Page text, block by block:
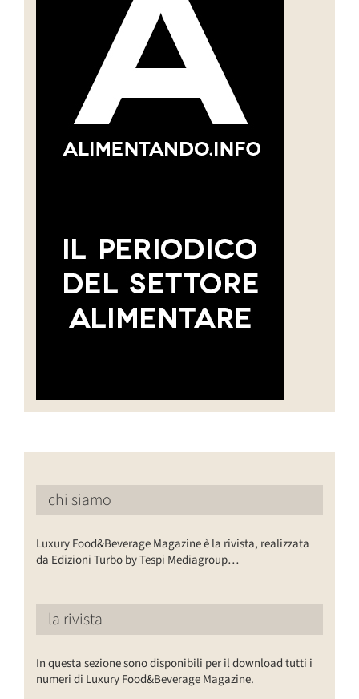
chi siamo
Luxury Food&Beverage Magazine è la rivista, realizzata
da Edizioni Turbo by Tespi Mediagroup…
la rivista
In questa sezione sono disponibili per il download tutti i
numeri di Luxury Food&Beverage Magazine.